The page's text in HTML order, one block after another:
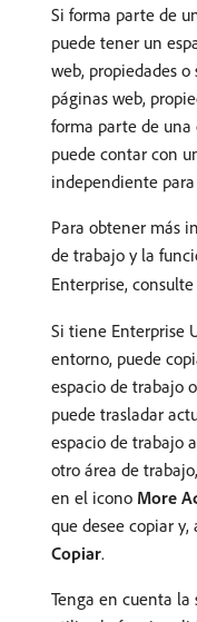
Si forma parte de
puede tener un
web, propiedades o
páginas web,
forma parte de una
puede contar con
independiente
Para obtener más
de trabajo y la
Enterprise, consulte
Si tiene Enterprise
entorno, puede
espacio de trabajo
puede trasladar
espacio de trabajo
otro área de
en el icono More
que desee copiar
Copiar.
Tenga en cuenta